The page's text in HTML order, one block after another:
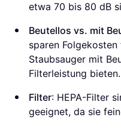
etwa 70 bis 80 dB
Beutellos vs. mit
sparen
Staubsauger mit
Filterleistung bieten.
Filter: HEPA-Filter
geeignet, da sie